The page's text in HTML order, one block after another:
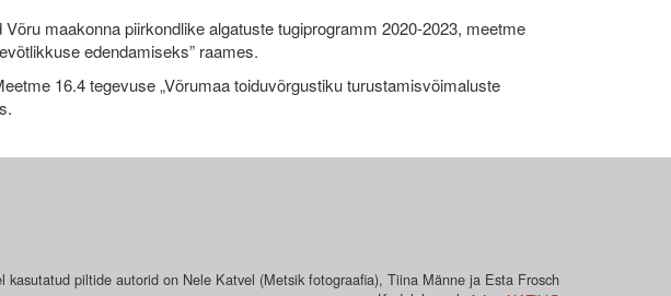
maakonna piirkondlike algatuste tugiprogramm 2020-2023, meetme
edendamiseks” raames.
16.4 tegevuse „Võrumaa toiduvõrgustiku turustamisvõimaluste
kasutatud piltide autorid on Nele Katvel (Metsik fotograafia), Tiina Männe ja Esta Frosch